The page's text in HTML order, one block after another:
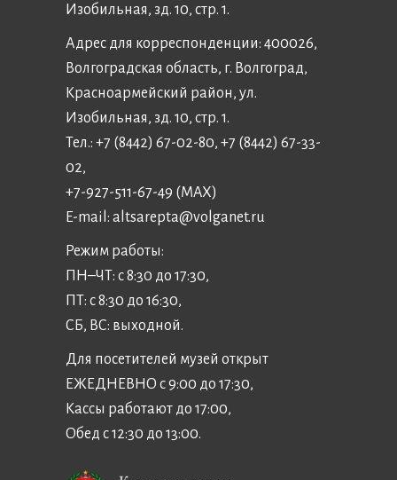
Изобильная, зд. 10, стр. 1.
Адрес для корреспонденции: 400026,
Волгоградская область, г. Волгоград,
Красноармейский район, ул.
Изобильная, зд. 10, стр. 1.
Тел.: +7 (8442) 67-02-80, +7 (8442) 67-33-
02,
+7-927-511-67-49 (MAX)
E-mail: altsarepta@volganet.ru
Режим работы:
ПН–ЧТ: с 8:30 до 17:30,
ПТ: с 8:30 до 16:30,
СБ, ВС: выходной.
Для посетителей музей открыт
ЕЖЕДНЕВНО с 9:00 до 17:30,
Кассы работают до 17:00,
Обед с 12:30 до 13:00.